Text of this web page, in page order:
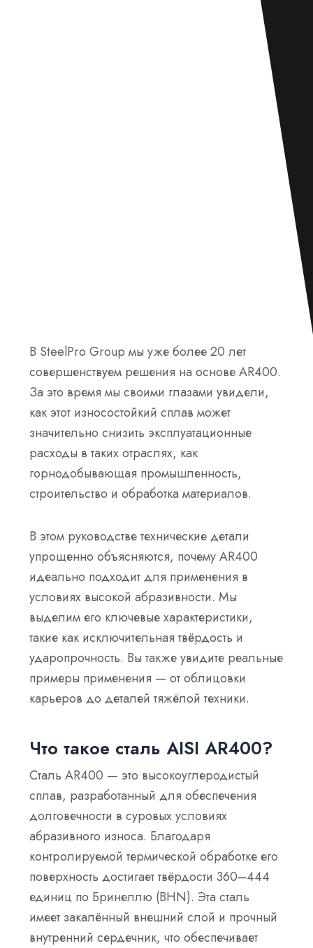
В SteelPro Group мы уже более 20 лет
совершенствуем решения на основе AR400.
За это время мы своими глазами увидели,
как этот износостойкий сплав может
значительно снизить эксплуатационные
расходы в таких отраслях, как
горнодобывающая промышленность,
строительство и обработка материалов.
В этом руководстве технические детали
упрощенно объясняются, почему AR400
идеально подходит для применения в
условиях высокой абразивности. Мы
выделим его ключевые характеристики,
такие как исключительная твёрдость и
ударопрочность. Вы также увидите реальные
примеры применения — от облицовки
карьеров до деталей тяжёлой техники.
Что такое сталь AISI AR400?
Сталь AR400 — это высокоуглеродистый
сплав, разработанный для обеспечения
долговечности в суровых условиях
абразивного износа. Благодаря
контролируемой термической обработке его
поверхность достигает твёрдости 360–444
единиц по Бринеллю (BHN). Эта сталь
имеет закалённый внешний слой и прочный
внутренний сердечник, что обеспечивает